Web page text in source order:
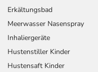
Erkältungsbad
Meerwasser Nasenspray
Inhaliergeräte
Hustenstiller Kinder
Hustensaft Kinder